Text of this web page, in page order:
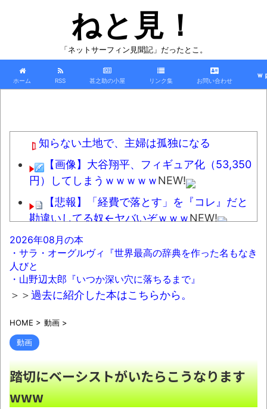
ねと見！
「ネットサーフィン見聞記」だったとこ。
ホーム RSS 甚之助の小屋 リンク集 お問い合わせ
ｗ
知らない土地で、主婦は孤独になる
【画像】大谷翔平、フィギュア化（53,350
円）してしまうｗｗｗｗｗNEW!
【悲報】「経費で落とす」を『コレ』だと
勘違いしてる奴←ヤバいぞｗｗｗNEW!
週間少年ジャンプのグッズ(43億円分)を注
文してキャンセルした32歳女が逮捕NEW!
【画像あり】ついに国産リアルヒューマノ
イドｷﾀ━━━━━━(ﾟ∀ﾟ)━━━━━━
【衝撃】ジャンプストアで大量注文→キャ
ンセルを繰り返した32歳女を逮捕 238アカウ
ント、総額43億円超「注文したことで欲求が
満たされた」NEW!
15年ぶりに歯医者行ってきた(´；ω；
2026年08月の本
・サラ・オーグルヴィ『世界最高の辞典を作った名もなき
人びと
・山野辺太郎『いつか深い穴に落ちるまで』
＞＞過去に紹介した本はこちらから。
HOME > 動画 >
動画
踏切にベーシストがいたらこうなります
www